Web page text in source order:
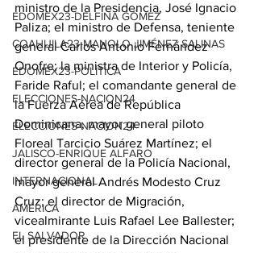
EDOMEX23-DELFINA GÓMEZ
COAHUILA23-MANOLO JIMÉNEZ SALINAS
EDOMEX23-POLÍTICA
ELECCIONES-NACION24
ELECCIONES-NACION24
JALISCO-ENRIQUE ALFARO
INTERNACIONAL
AMÉRICA
EL SALVADOR
ministro de la Presidencia, José Ignacio
Paliza; el ministro de Defensa, teniente
general Carlos Antonio Fernández
Onofre; la ministra de Interior y Policía,
Faride Raful; el comandante general de
la Fuerza Aérea de República
Dominicana, mayor general piloto
Floreal Tarcicio Suárez Martínez; el
director general de la Policía Nacional,
mayor general Andrés Modesto Cruz
Cruz; el director de Migración,
vicealmirante Luis Rafael Lee Ballester;
el presidente de la Dirección Nacional